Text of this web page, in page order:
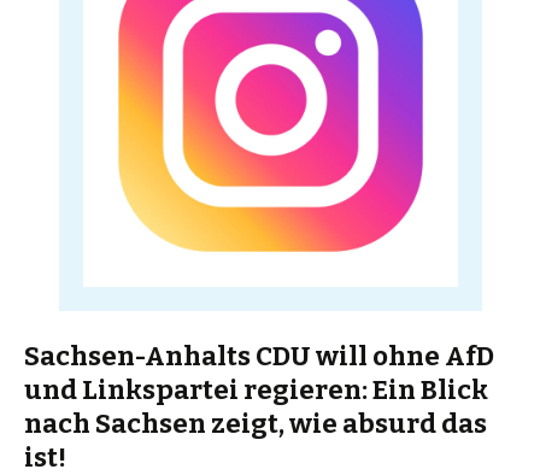
Sachsen-Anhalts CDU will ohne AfD
und Linkspartei regieren: Ein Blick
nach Sachsen zeigt, wie absurd das
ist!